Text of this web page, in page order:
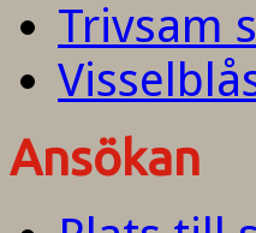
Trivsam
Ansökan